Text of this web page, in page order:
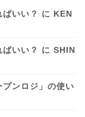
いい？ に KEN
いい？ に SHIN
プンロジ」の使い